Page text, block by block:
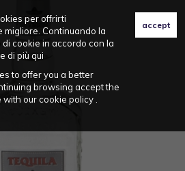
per offrirti
Continuando la
cookie in accordo con la
di più qui
to offer you a better
browsing accept the
our cookie policy .